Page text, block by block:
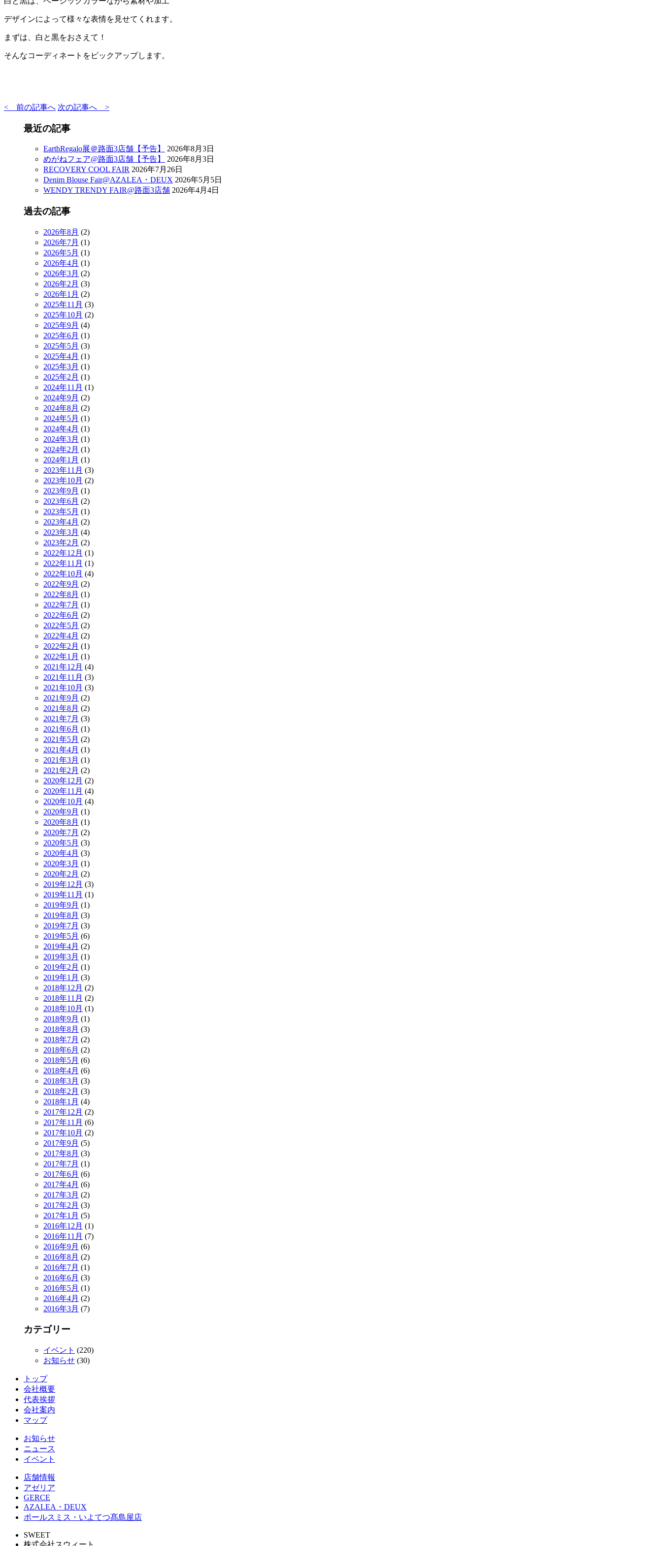
デザインによって様々な表情を見せてくれます。
まずは、白と黒をおさえて！
そんなコーディネートをピックアップします。
< 前の記事へ 次の記事へ >
最近の記事
EarthRegalo展＠路面3店舗【予告】
2026年8月3日
めがねフェア@路面3店舗【予告】
2026年8月3日
RECOVERY COOL FAIR 2026年7月26日
Denim Blouse Fair@AZALEA・DEUX 2026年5月5日
WENDY TRENDY FAIR@路面3店舗 2026年4月4日
過去の記事
2026年8月 (2)
2026年7月 (1)
2026年5月 (1)
2026年4月 (1)
2026年3月 (2)
2026年2月 (3)
2026年1月 (2)
2025年11月 (3)
2025年10月 (2)
2025年9月 (4)
2025年6月 (1)
2025年5月 (3)
2025年4月 (1)
2025年3月 (1)
2025年2月 (1)
2024年11月 (1)
2024年9月 (2)
2024年8月 (2)
2024年5月 (1)
2024年4月 (1)
2024年3月 (1)
2024年2月 (1)
2024年1月 (1)
2023年11月 (3)
2023年10月 (2)
2023年9月 (1)
2023年6月 (2)
2023年5月 (1)
2023年4月 (2)
2023年3月 (4)
2023年2月 (2)
2022年12月 (1)
2022年11月 (1)
2022年10月 (4)
2022年9月 (2)
2022年8月 (1)
2022年7月 (1)
2022年6月 (2)
2022年5月 (2)
2022年4月 (2)
2022年2月 (1)
2022年1月 (1)
2021年12月 (4)
2021年11月 (3)
2021年10月 (3)
2021年9月 (2)
2021年8月 (2)
2021年7月 (3)
2021年6月 (1)
2021年5月 (2)
2021年4月 (1)
2021年3月 (1)
2021年2月 (2)
2020年12月 (2)
2020年11月 (4)
2020年10月 (4)
2020年9月 (1)
2020年8月 (1)
2020年7月 (2)
2020年5月 (3)
2020年4月 (3)
2020年3月 (1)
2020年2月 (2)
2019年12月 (3)
2019年11月 (1)
2019年9月 (1)
2019年8月 (3)
2019年7月 (3)
2019年5月 (6)
2019年4月 (2)
2019年3月 (1)
2019年2月 (1)
2019年1月 (3)
2018年12月 (2)
2018年11月 (2)
2018年10月 (1)
2018年9月 (1)
2018年8月 (3)
2018年7月 (2)
2018年6月 (2)
2018年5月 (6)
2018年4月 (6)
2018年3月 (3)
2018年2月 (3)
2018年1月 (4)
2017年12月 (2)
2017年11月 (6)
2017年10月 (2)
2017年9月 (5)
2017年8月 (3)
2017年7月 (1)
2017年6月 (6)
2017年4月 (6)
2017年3月 (2)
2017年2月 (3)
2017年1月 (5)
2016年12月 (1)
2016年11月 (7)
2016年9月 (6)
2016年8月 (2)
2016年7月 (1)
2016年6月 (3)
2016年5月 (1)
2016年4月 (2)
2016年3月 (7)
カテゴリー
イベント (220)
お知らせ (30)
トップ
会社概要
代表挨拶
会社案内
マップ
お知らせ
ニュース
イベント
店舗情報
アゼリア
GERCE
AZALEA・DEUX
ポールスミス・いよてつ髙島屋店
SWEET